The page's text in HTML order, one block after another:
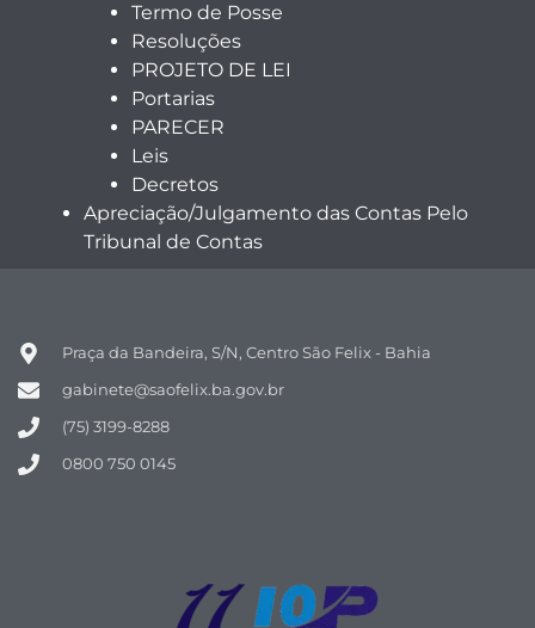
Termo de Posse
Resoluções
PROJETO DE LEI
Portarias
PARECER
Leis
Decretos
Apreciação/Julgamento das Contas Pelo
Tribunal de Contas
Praça da Bandeira, S/N, Centro São Felix - Bahia
gabinete@saofelix.ba.gov.br
(75) 3199-8288
0800 750 0145